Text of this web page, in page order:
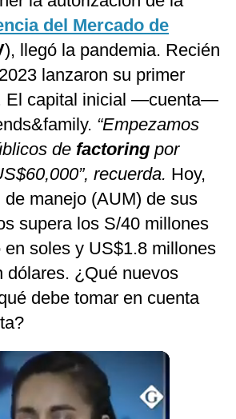
del Mercado de
), llegó la pandemia. Recién
lanzaron su primer
El capital inicial —cuenta—
“Empezamos
de factoring por
recuerda. Hoy,
manejo (AUM) de sus
supera los S/40 millones
soles y US$1.8 millones
dólares. ¿Qué nuevos
debe tomar en cuenta